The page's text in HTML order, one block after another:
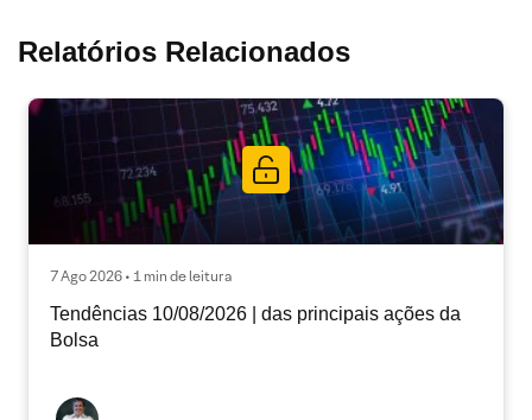
Relatórios Relacionados
7 Ago 2026 • 1 min de leitura
Tendências 10/08/2026 | das principais ações da
Bolsa